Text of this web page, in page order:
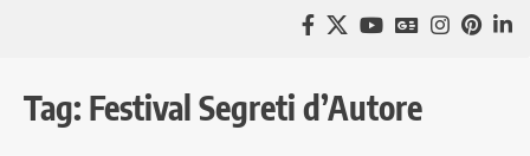
Tag: Festival Segreti d’Autore